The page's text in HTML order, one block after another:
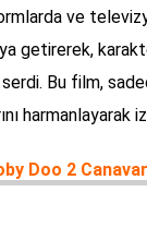
ve
getirerek,
Bu film,
harmanlayarak
Doo 2